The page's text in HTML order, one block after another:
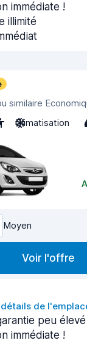
immédiate !
illimité
similaire
Climatisation
Moyen
Voir l'offre
de
peu élevé
immédiate !